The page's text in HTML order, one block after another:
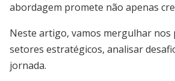
abordagem promete não apenas
Neste artigo, vamos mergulhar
setores estratégicos, analisar
jornada.